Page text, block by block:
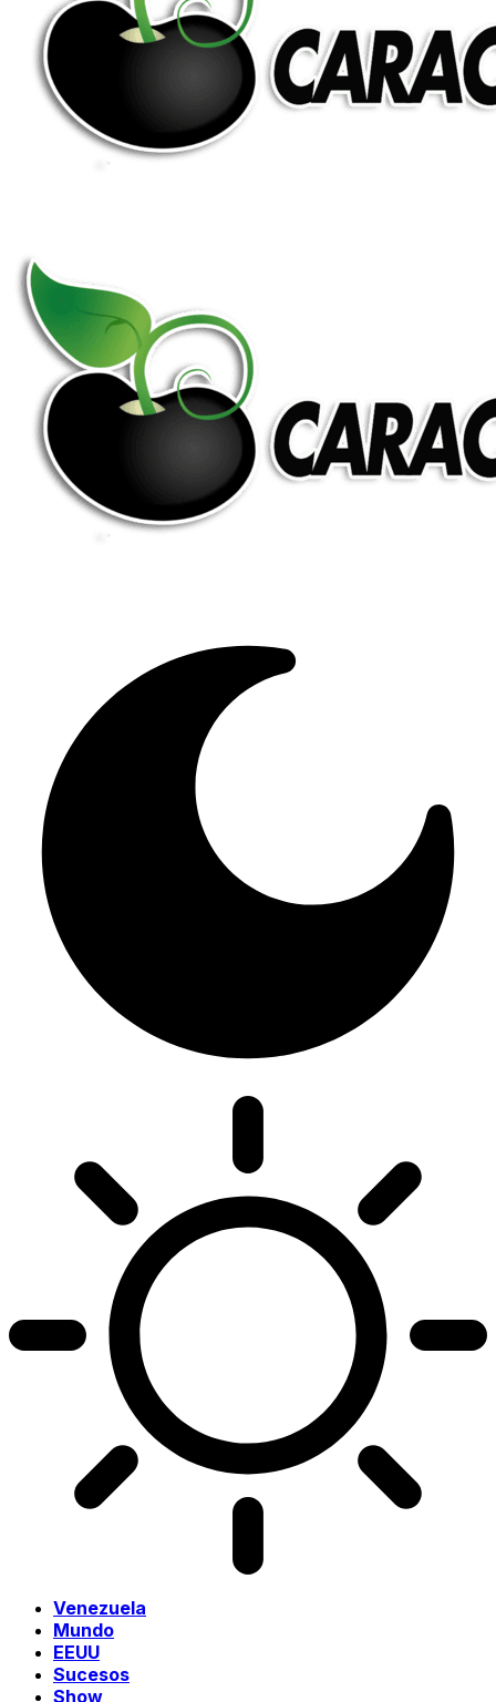
Venezuela
Mundo
EEUU
Sucesos
Show